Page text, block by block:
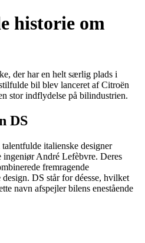
historie om
der har en helt særlig plads i
bil blev lanceret af Citroën
stor indflydelse på bilindustrien.
DS
italienske designer
André Lefèbvre. Deres
fremragende
DS står for déesse, hvilket
navn afspejler bilens enestående